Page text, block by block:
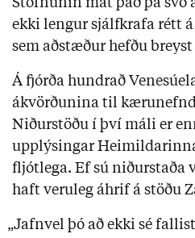
Stofnunin mat það þá
ekki lengur sjálfkrafa rétt
sem aðstæður hefðu breyst
Á fjórða hundrað
ákvörðunina til
Niðurstöðu í því máli er
upplýsingar
fljótlega. Ef sú niðurstaða
haft veruleg áhrif á stöðu
„Jafnvel þó að ekki sé